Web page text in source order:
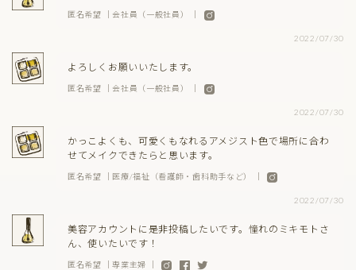
匿名希望 ｜会社員（一般社員） ｜
2022/07/30
よろしくお願いいたします。
匿名希望 ｜会社員（一般社員） ｜
2022/07/30
かっこよくも、可愛くもなれるアメジスト色で場所に合わ
せてメイクできたらと思います。
匿名希望 ｜医療/福祉（看護師・歯科助手など） ｜
2022/07/30
美容アカウントに是非投稿したいです。憧れのミキモトさ
ん、使いたいです！
匿名希望 ｜専業主婦 ｜